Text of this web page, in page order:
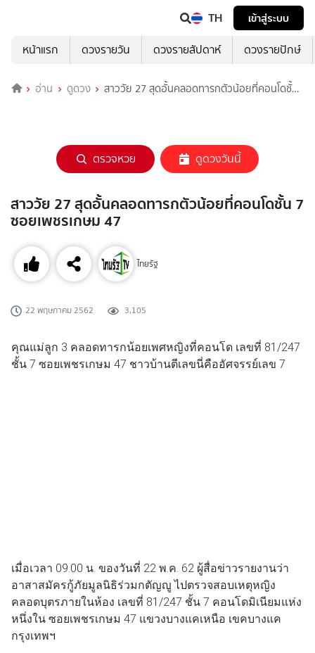
TH
เข้าสู่ระบบ
หน้าแรก
ดวงรายวัน ดวงรายสัปดาห์ ดวงรายปักษ์
อ่าน ดูดวง
สาววัย 27 สุดอั้นคลอดทารกตัวน้อยที่คอนโดชั้น
ตรวจหวย ดูดวงวันนี้
สาววัย 27 สุดอั้นคลอดทารกตัวน้อยที่คอนโดชั้น 7
ซอยเพชรเกษม 47
ไทยรัฐ
22 พฤษภาคม 2562 3,105
คุณแม่ลูก 3 คลอดทารกน้อยเพศหญิงที่คอนโด เลขที่ 81/247
ชั้น 7 ซอยเพชรเกษม 47 ชาวบ้านตีเลขนี่คืออัศจรรย์เลข 7
เมื่อเวลา 09.00 น. ของวันที่ 22 พ.ค. 62 ผู้สื่อข่าวรายงานว่า
อาสาสมัครกู้ภัยมูลนิธิร่วมกตัญญู ไปตรวจสอบเหตุหญิง
คลอดบุตรภายในห้อง เลขที่ 81/247 ชั้น 7 คอนโดมิเนียมแห่ง
หนึ่งใน ซอยเพชรเกษม 47 แขวงบางแคเหนือ เขคบางแค
กรุงเทพฯ